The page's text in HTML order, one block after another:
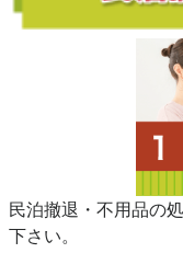
民泊撤退・不用品の
下さい。